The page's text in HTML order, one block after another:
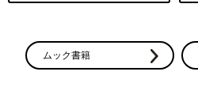
ムック書籍